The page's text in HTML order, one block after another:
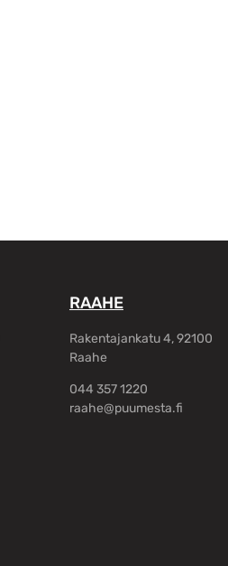
RAAHE
Rakentajankatu 4, 92100
Raahe
044 357 1220
raahe@puumesta.fi